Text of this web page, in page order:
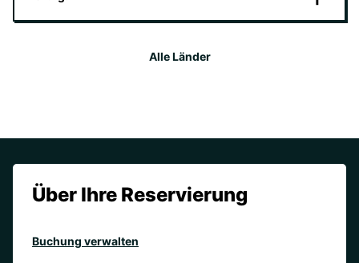
Alle Länder
Über Ihre Reservierung
Buchung verwalten